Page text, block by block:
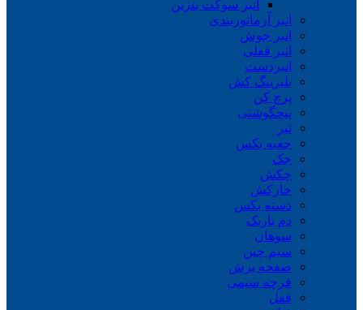
انبر سوکت بنزین
انبر آرماتوربندی
انبر جوش
انبر قفلی
انبردست
بلبرینگ کش
پرچ کن
پیچگوشتی
تبر
جعبه بکس
جک
چکش
خارکش
دسته بکس
دم باریک
سوهان
سیم چین
صفحه برش
فرچه سیمی
ففل